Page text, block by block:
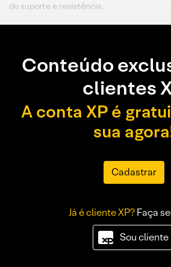
de suporte e resistência.
Conteúdo
clientes
A conta XP é
sua
Cadastrar
Já é cliente XP?Faça
Sou cliente